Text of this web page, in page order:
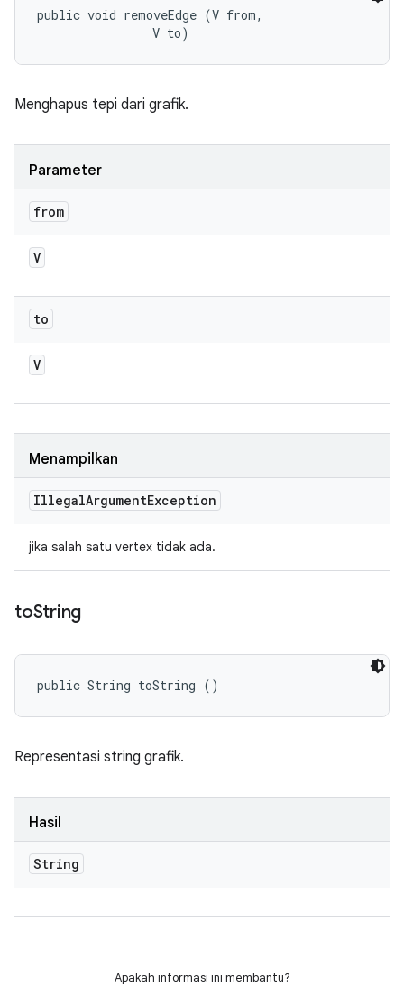
public void removeEdge (V from,
                V to)
Menghapus tepi dari grafik.
Parameter
from
V
to
V
Menampilkan
IllegalArgumentException
jika salah satu vertex tidak ada.
toString
public String toString ()
Representasi string grafik.
Hasil
String
Apakah informasi ini membantu?